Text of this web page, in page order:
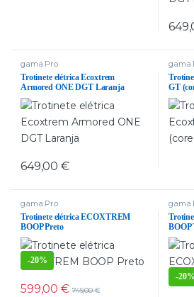
gama Pro
Trotinete elétrica Ecoxtrem
Armored ONE DGT Laranja
649,00€
gama
GT
gama Pro
Trotinete elétrica ECOXTREM
BOOP Preto
-20%
599,00€ 749,00€
gama
BOOP
-20%